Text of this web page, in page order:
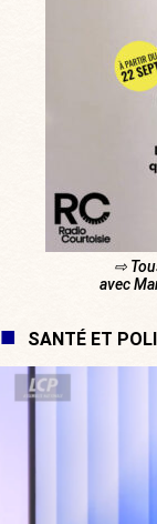
⇨
avec
SANTÉ ET